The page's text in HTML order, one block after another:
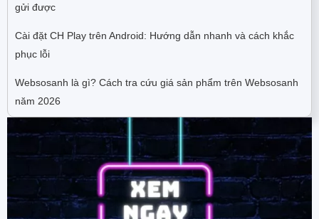
gửi được
Cài đặt CH Play trên Android: Hướng dẫn nhanh và cách khắc
phục lỗi
Websosanh là gì? Cách tra cứu giá sản phẩm trên Websosanh
năm 2026